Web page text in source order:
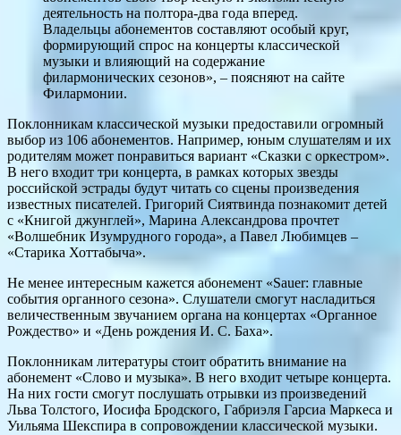
деятельность на полтора-два года вперед.
Владельцы абонементов составляют особый круг,
формирующий спрос на концерты классической
музыки и влияющий на содержание
филармонических сезонов», – поясняют на сайте
Филармонии.
Поклонникам классической музыки предоставили огромный
выбор из 106 абонементов. Например, юным слушателям и их
родителям может понравиться вариант «Сказки с оркестром».
В него входит три концерта, в рамках которых звезды
российской эстрады будут читать со сцены произведения
известных писателей. Григорий Сиятвинда познакомит детей
с «Книгой джунглей», Марина Александрова прочтет
«Волшебник Изумрудного города», а Павел Любимцев –
«Старика Хоттабыча».
Не менее интересным кажется абонемент «Sauer: главные
события органного сезона». Слушатели смогут насладиться
величественным звучанием органа на концертах «Органное
Рождество» и «День рождения И. С. Баха».
Поклонникам литературы стоит обратить внимание на
абонемент «Слово и музыка». В него входит четыре концерта.
На них гости смогут послушать отрывки из произведений
Льва Толстого, Иосифа Бродского, Габриэля Гарсиа Маркеса и
Уильяма Шекспира в сопровождении классической музыки.